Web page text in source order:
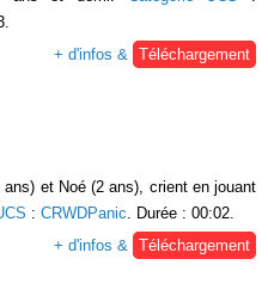
+ d'infos &
Téléchargement
et Noé (2 ans), crient en jouant
: CRWDPanic . Durée : 00:02.
+ d'infos &
Téléchargement